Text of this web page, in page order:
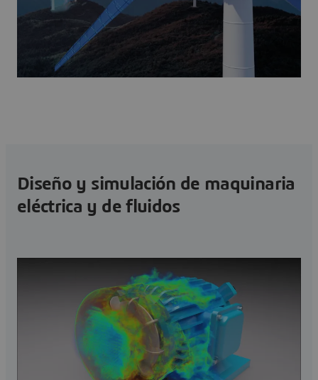
Diseño y simulación de maquinaria
eléctrica y de fluidos